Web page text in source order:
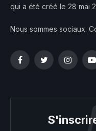
qui a été créé le 28 mai
Nous sommes sociaux.
FacebookTwitter